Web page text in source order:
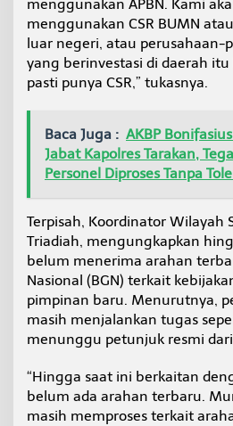
menggunakan APBN. Kami
menggunakan CSR BUMN
luar negeri, atau perusahaan-
yang berinvestasi di daerah
pasti punya CSR,” tukasnya.
Baca Juga : AKBP
Jabat Kapolres Tarakan,
Personel Diproses Tanpa
Terpisah, Koordinator Wilayah
Triadiah, mengungkapkan
belum menerima arahan
Nasional (BGN) terkait
pimpinan baru. Menurutnya,
masih menjalankan tugas
menunggu petunjuk resmi
“Hingga saat ini berkaitan
belum ada arahan terbaru.
masih memproses terkait